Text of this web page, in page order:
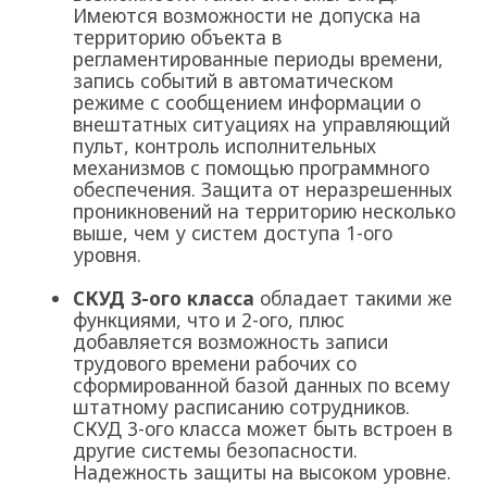
Имеются возможности не допуска на
территорию объекта в
регламентированные периоды времени,
запись событий в автоматическом
режиме с сообщением информации о
внештатных ситуациях на управляющий
пульт, контроль исполнительных
механизмов с помощью программного
обеспечения. Защита от неразрешенных
проникновений на территорию несколько
выше, чем у систем доступа 1-ого
уровня.
СКУД 3-ого класса обладает такими же
функциями, что и 2-ого, плюс
добавляется возможность записи
трудового времени рабочих со
сформированной базой данных по всему
штатному расписанию сотрудников.
СКУД 3-ого класса может быть встроен в
другие системы безопасности.
Надежность защиты на высоком уровне.